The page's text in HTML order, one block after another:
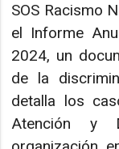
SOS Racismo
el Informe
2024, un
de la
detalla los
Atención y